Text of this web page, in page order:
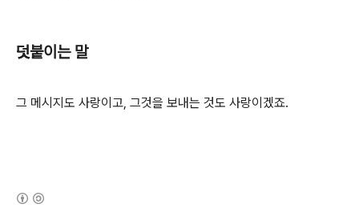
덧붙이는 말
그 메시지도 사랑이고, 그것을 보내는 것도 사랑이겠죠.